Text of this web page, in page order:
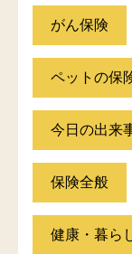
がん保険
ペットの保
今日の出来
保険全般
健康・暮ら